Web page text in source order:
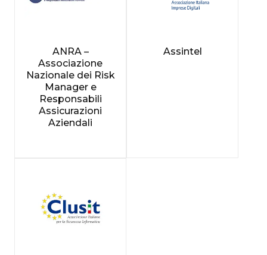
ANRA –
Associazione
Nazionale dei Risk
Manager e
Responsabili
Assicurazioni
Aziendali
Assintel